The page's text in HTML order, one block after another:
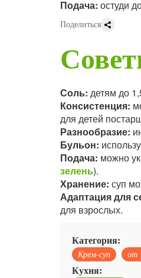
Подача: остуди
Поделиться
Соль: детям до
Консистенция:
для детей
Разнообразие:
Бульон:
Подача: можно
зелень).
Хранение: суп
Адаптация для
для взрослых.
Категория:
Крем-суп от
Кухня: